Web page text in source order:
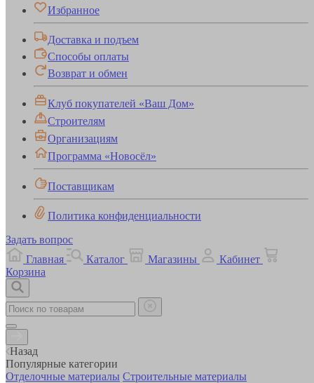
Избранное
Доставка и подъем
Способы оплаты
Возврат и обмен
Клуб покупателей «Ваш Дом»
Строителям
Организациям
Программа «Новосёл»
Поставщикам
Политика конфиденциальности
Задать вопрос
Главная
Каталог Магазины
Кабинет
Корзина
Назад
Популярные категории
Отделочные материалы Строительные материалы